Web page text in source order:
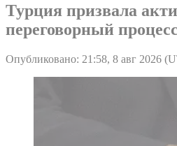
Турция призвала
переговорный
Опубликовано: 21:58, 8 авг 2026